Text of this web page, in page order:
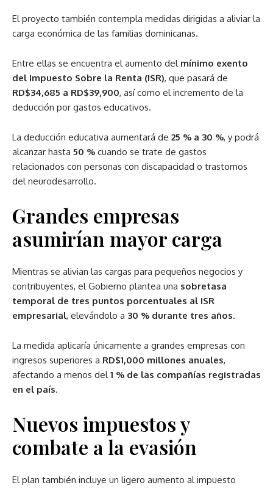
El proyecto también contempla medidas dirigidas a aliviar la
carga económica de las familias dominicanas.
Entre ellas se encuentra el aumento del mínimo exento
del Impuesto Sobre la Renta (ISR), que pasará de
RD$34,685 a RD$39,900, así como el incremento de la
deducción por gastos educativos.
La deducción educativa aumentará de 25 % a 30 %, y podrá
alcanzar hasta 50 % cuando se trate de gastos
relacionados con personas con discapacidad o trastornos
del neurodesarrollo.
Grandes empresas
asumirían mayor carga
Mientras se alivian las cargas para pequeños negocios y
contribuyentes, el Gobierno plantea una sobretasa
temporal de tres puntos porcentuales al ISR
empresarial, elevándolo a 30 % durante tres años.
La medida aplicaría únicamente a grandes empresas con
ingresos superiores a RD$1,000 millones anuales,
afectando a menos del1 % de las compañías registradas
en el país.
Nuevos impuestos y
combate a la evasión
El plan también incluye un ligero aumento al impuesto